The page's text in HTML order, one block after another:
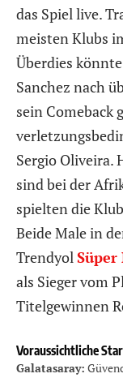
das Spiel live.
meisten Klubs
Überdies
Sanchez nach
sein Comeback
Sergio Oliveira.
sind bei der
spielten die
Beide Male in
Trendyol Süper
als Sieger vom
Titelgewinnen
Voraussichtliche
Galatasaray: